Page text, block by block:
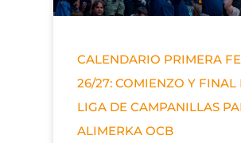
CALENDARIO PRIMERA
26/27: COMIENZO Y FINAL
LIGA DE CAMPANILLAS
ALIMERKA OCB